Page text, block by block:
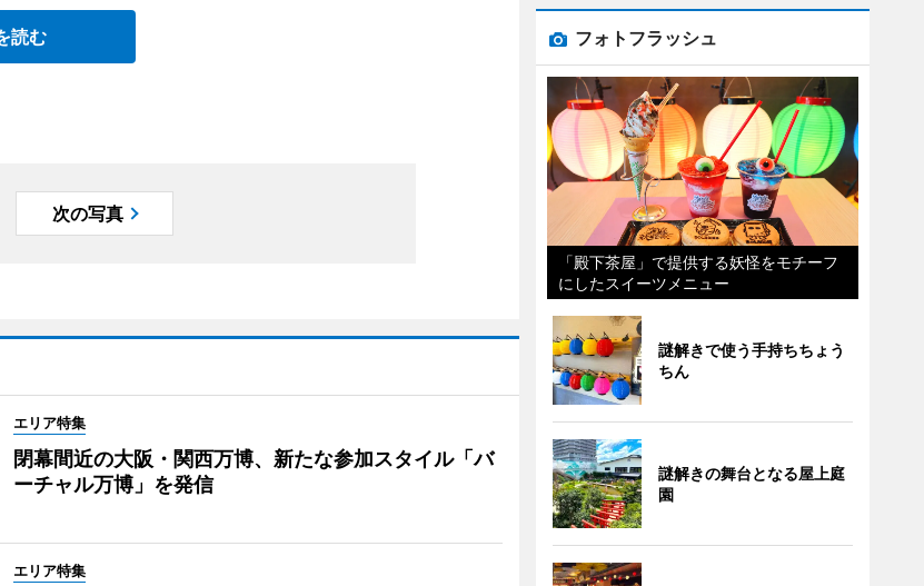
読む
次の写真
エリア特集
閉幕間近の大阪・関西万博、新たな参加スタイル「バ
ーチャル万博」を発信
エリア特集
フォトフラッシュ
「殿下茶屋」で提供する妖怪をモチーフ
にしたスイーツメニュー
謎解きで使う手持ちちょう
ちん
謎解きの舞台となる屋上庭
園